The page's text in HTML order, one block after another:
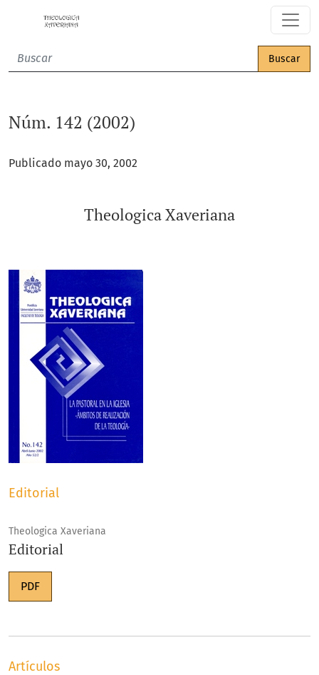
Buscar
Núm. 142 (2002)
Publicado mayo 30, 2002
Theologica Xaveriana
Editorial
Theologica Xaveriana
Editorial
PDF
Artículos